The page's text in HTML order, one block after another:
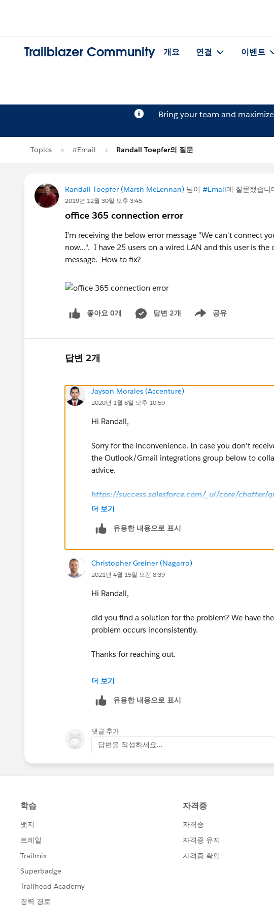
Trailblazer Community 개요 연결 이벤트
Bring your team and
Topics #Email Randall Toepfer의 질문
Randall Toepfer (Marsh McLennan) 님이 #Email에 질문했습니
2019년 12월 30일 오후 3:45
office 365 connection error
I'm receiving the below error message "We can't connect
now...". I have 25 users on a wired LAN and this user is the
message. How to fix?
좋아요 0개 답변 2개 공유
Show menu
답변 2개
Jayson Morales (Accenture)
2020년 1월 8일 오후 10:59
Hi Randall,
Sorry for the inconvenience. In case you don't
the Outlook/Gmail integrations group below to
advice.
https://success.salesforce.com/_ui/core/chatter/
g=0F9300000009M90CAE
Hope that helps.
Jayson
더 보기
유용한 내용으로 표시
Christopher Greiner (Nagarro)
2021년 4월 15일 오전 8:39
Hi Randall,
did you find a solution for the problem? We have
problem occurs inconsistently.
Thanks for reaching out.
Regards,
Christopher
더 보기
유용한 내용으로 표시
댓글 추가
답변을 작성하세요...